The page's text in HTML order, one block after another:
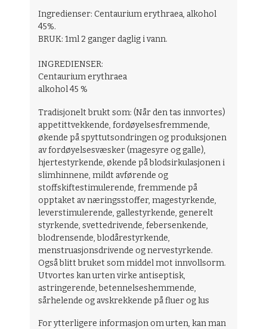
Ingredienser: Centaurium erythraea, alkohol
45%.
BRUK: 1ml 2 ganger daglig i vann.
INGREDIENSER:
Centaurium erythraea
alkohol 45 %
Tradisjonelt brukt som:(Når den tas innvortes)
appetittvekkende, fordøyelsesfremmende,
økende på spyttutsondringen og produksjonen
av fordøyelsesvæsker (magesyre og galle),
hjertestyrkende, økende på blodsirkulasjonen i
slimhinnene, mildt avførende og
stoffskiftestimulerende, fremmende på
opptaket av næringsstoffer, magestyrkende,
leverstimulerende, gallestyrkende, generelt
styrkende, svettedrivende, febersenkende,
blodrensende, blodårestyrkende,
menstruasjonsdrivende og nervestyrkende.
Også blitt bruket som middel mot innvollsorm.
Utvortes kan urten virke antiseptisk,
astringerende, betennelseshemmende,
sårhelende og avskrekkende på fluer og lus
For ytterligere informasjon om urten, kan man